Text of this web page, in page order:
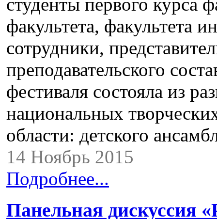
факультета, факультета
сотрудники,
преподавательского
фестиваля состояла из
национальных
области: детского
14 Ноябрь 2015
Подробнее...
Панельная дискуссия